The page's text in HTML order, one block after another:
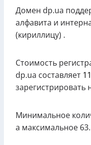
Домен dp.ua
алфавита и
(кириллицу) .
Стоимость
dp.ua составляет
зарегистрировать
Минимальное
а максимальное 63.